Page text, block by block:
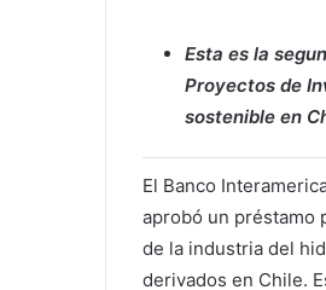
Esta es la
Proyectos de
sostenible en
El Banco
aprobó un préstamo
de la industria del
derivados en Chile.